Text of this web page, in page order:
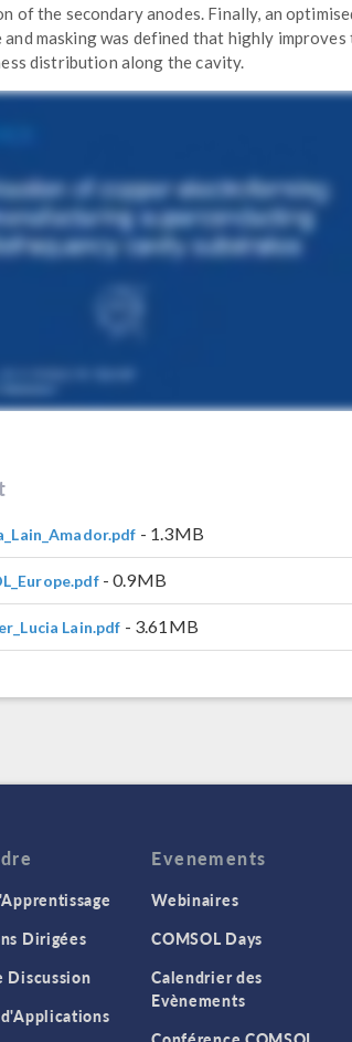
of the secondary anodes. Finally, an
masking was defined that highly improves
distribution along the cavity.
- 1.3MB
- 0.9MB
Lain.pdf - 3.61MB
Dirigées
Discussion
d'Applications
Evenements
Webinaires
COMSOL Days
Calendrier des
Evènements